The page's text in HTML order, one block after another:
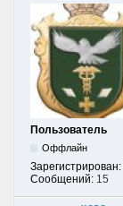
Пользователь
Оффлайн
Зарегистрирован:
Сообщений: 15